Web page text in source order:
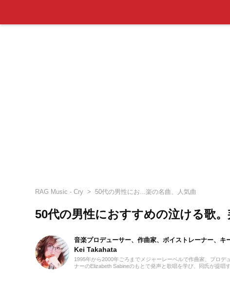
RAG Music - Cry 50代の男性にお...楽の名曲、人気曲
50代の男性におすすめの泣ける歌
音楽プロデューサー、作曲家、ボイストレーナー、キ
Kei Takahata
1995年から2000年ごろまでメジャーレーベルで作曲家、プロ
ナーのElizabeth Sabineのもとで発声と歌唱を学び、同氏が提